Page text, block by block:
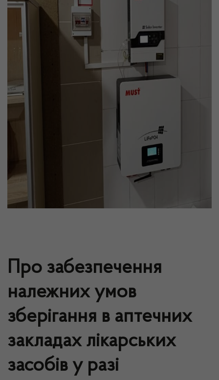
Про забезпечення
належних умов
зберігання в аптечних
закладах лікарських
засобів у разі